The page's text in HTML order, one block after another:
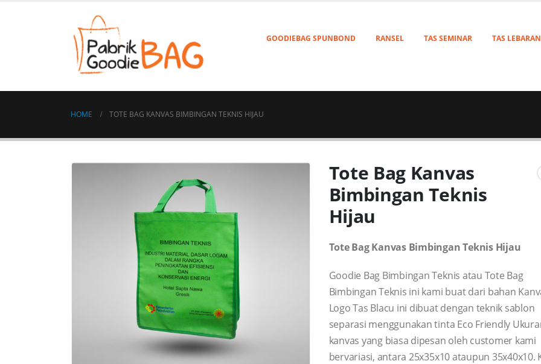
GOODIEBAG SPUNBOND RANSEL TAS SEMINAR TAS LEBARAN
HOME TOTE BAG KANVAS BIMBINGAN TEKNIS HIJAU
Tote Bag Kanvas
Bimbingan Teknis
Hijau
Tote Bag Kanvas Bimbingan Teknis Hijau
Goodie Bag Bimbingan Teknis atau Tote Bag
Bimbingan Teknis ini kami buat dari bahan
Logo Tas Blacu ini dibuat dengan teknik sablon
separasi menggunakan tinta Eco Friendly
kanvas yang biasa dipesan oleh customer kami
bervariasi, antara 25x35x10 ataupun 35x40x10.